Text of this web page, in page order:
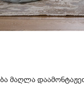
მაღლა